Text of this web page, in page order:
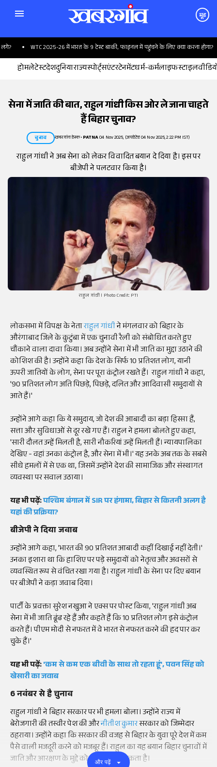
मूड
WTC 2025-26 में भारत के 9 टेस्ट बाकी, फाइनल में पहुंचने के लिए क्या करना होगा?
होमलेटेस्टदेशदुनियाराज्यस्पोर्ट्सएंटरटेनमेंटधर्म-कर्मलाइफस्टाइल
सेना में जाति की बात, राहुल गांधी किस ओर ले जाना चाहते
हैं बिहार चुनाव?
चुनाव खबरगांव डेस्क•PATNA04 Nov 2025, (अपडेटेड 04 Nov 2025, 2:22 PM IST)
राहुल गांधी ने अब सेना को लेकर विवादित बयान दे दिया है। इस पर
बीजेपी ने पलटवार किया है।
राहुल गांधी । Photo Credit: PTI
लोकसभा में विपक्ष के नेताराहुल गांधीने मंगलवार को बिहार के
औरंगाबाद जिले के कुटुंबा में एक चुनावी रैली को संबोधित करते हुए
चौंकाने वाला दावा किया। अब उन्होंने सेना में भी जाति का मुद्दा उठाने की
कोशिश की है। उन्होंने कहा कि देश के सिर्फ 10 प्रतिशत लोग, यानी
ऊपरी जातियों के लोग, सेना पर पूरा कंट्रोल रखते हैं। राहुल गांधी ने कहा,
'90 प्रतिशत लोग अति पिछड़े, पिछड़े, दलित और आदिवासी समुदायों से
आते हैं।'
उन्होंने आगे कहा कि ये समुदाय, जो देश की आबादी का बड़ा हिस्सा हैं,
सत्ता और सुविधाओं से दूर रखे गए हैं। राहुल ने हमला बोलते हुए कहा,
'सारी दौलत उन्हें मिलती है, सारी नौकरियां उन्हें मिलती हैं। न्यायपालिका
देखिए - वहां उनका कंट्रोल है, और सेना में भी।' यह उनके अब तक के सबसे
सीधे हमलों में से एक था, जिसमें उन्होंने देश की सामाजिक और संस्थागत
व्यवस्था पर सवाल उठाया।
यह भी पढ़ें:पश्चिम बंगाल में SIR पर हंगामा, बिहार से कितनी अलग है
यहां की प्रक्रिया?
बीजेपी ने दिया जवाब
उन्होंने आगे कहा, 'भारत की 90 प्रतिशत आबादी कहीं दिखाई नहीं देती।'
उनका इशारा था कि हाशिए पर पड़े समुदायों को नेतृत्व और अवसरों से
व्यवस्थित रूप से वंचित रखा गया है। राहुल गांधी के सेना पर दिए बयान
पर बीजेपी ने कड़ा जवाब दिया।
पार्टी के प्रवक्ता सुरेश नखुआ ने एक्स पर पोस्ट किया, 'राहुल गांधी अब
सेना में भी जाति ढूंढ रहे हैं और कहते हैं कि 10 प्रतिशत लोग इसे कंट्रोल
करते हैं। पीएम मोदी से नफरत में वे भारत से नफरत करने की हद पार कर
चुके हैं।'
यह भी पढ़ें:'कम से कम एक बीवी के साथ तो रहता हूं', पवन सिंह को
खेसारी का जवाब
6 नवंबर से है चुनाव
राहुल गांधी ने बिहार सरकार पर भी हमला बोला। उन्होंने राज्य में
बेरोजगारी की तस्वीर पेश की औरनीतीश कुमारसरकार को जिम्मेदार
ठहराया। उन्होंने कहा कि सरकार की वजह से बिहार के युवा पूरे देश में कम
पैसे वाली मजदूरी करने को मजबूर हैं। राहुल का यह बयान बिहार चुनावों में
जाति और आरक्षण के मुद्दे को और गर्म कर सकता है।
और पढ़ें